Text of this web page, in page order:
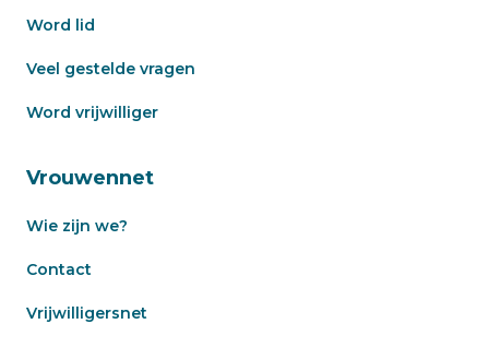
Word lid
Veel gestelde vragen
Word vrijwilliger
Vrouwennet
Wie zijn we?
Contact
Vrijwilligersnet